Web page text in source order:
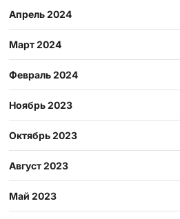
Апрель 2024
Март 2024
Февраль 2024
Ноябрь 2023
Октябрь 2023
Август 2023
Май 2023